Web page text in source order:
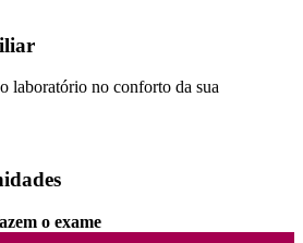
laboratório no conforto da sua
o exame